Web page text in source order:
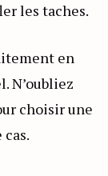
les taches.
en
N’oubliez
choisir une